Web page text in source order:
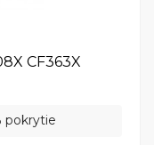
CF363X
pokrytie